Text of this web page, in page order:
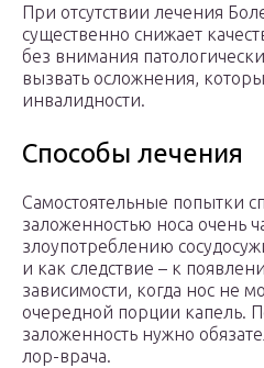
При отсутствии лечения
существенно снижает
без внимания
вызвать осложнения,
инвалидности.
Способы лечения
Самостоятельные попытки
заложенностью носа очень
злоупотреблению
и как следствие – к
зависимости, когда нос не
очередной порции капель.
заложенность нужно
лор-врача.